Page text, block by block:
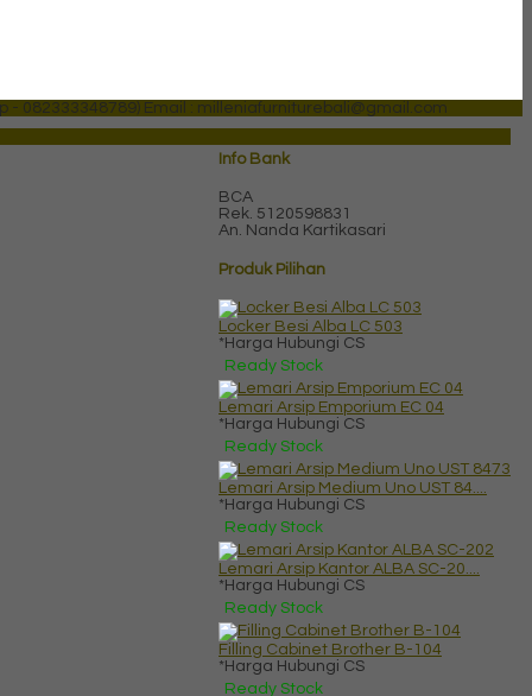
- 082333348789) Email : milleniafurniturebali@gmail.com
Info Bank
BCA
Rek. 5120598831
An. Nanda Kartikasari
Produk Pilihan
Locker Besi Alba LC 503
*Harga Hubungi CS
Ready Stock
Lemari Arsip Emporium EC 04
*Harga Hubungi CS
Ready Stock
Lemari Arsip Medium Uno UST 84....
*Harga Hubungi CS
Ready Stock
Lemari Arsip Kantor ALBA SC-20....
*Harga Hubungi CS
Ready Stock
Filling Cabinet Brother B-104
*Harga Hubungi CS
Ready Stock